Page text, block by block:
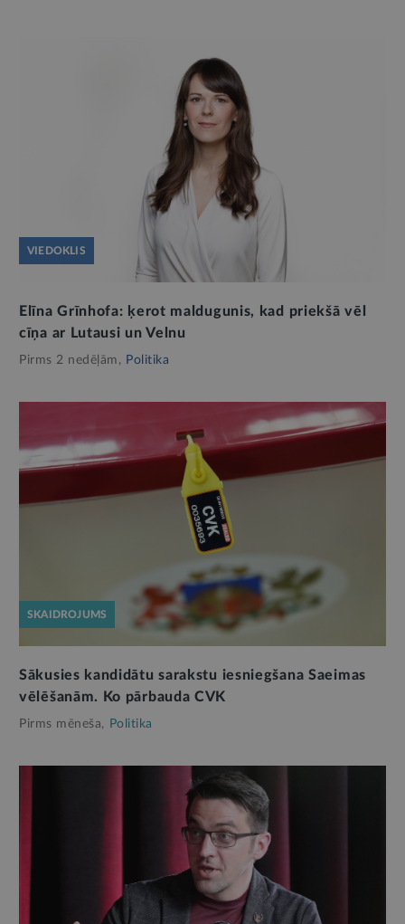
VIEDOKLIS
Elīna Grīnhofa: ķerot maldugunis, kad priekšā vēl
cīņa ar Lutausi un Velnu
Pirms 2 nedēļām, Politika
SKAIDROJUMS
Sākusies kandidātu sarakstu iesniegšana Saeimas
vēlēšanām. Ko pārbauda CVK
Pirms mēneša, Politika